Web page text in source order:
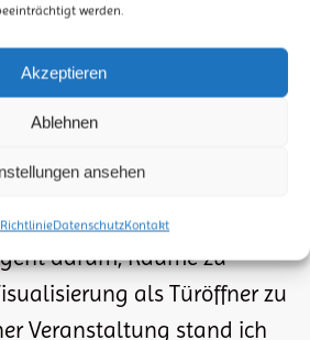
werden.
Akzeptieren
Ablehnen
ansehen
DatenschutzKontakt
EINEM BILD
VonStiftMarkerPapier
einem Bild Wenn ich
nicht nur darum, Inhalte
darum, Räume zu
als Türöffner zu
Veranstaltung stand ich